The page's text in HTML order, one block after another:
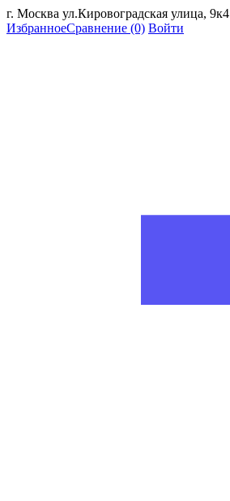
г. Москва ул.Кировоградская улица, 9к4
ИзбранноеСравнение (0) Войти